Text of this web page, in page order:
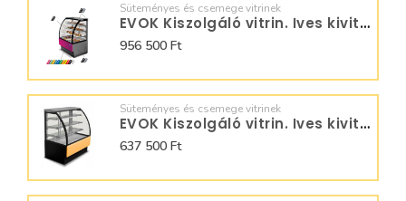
Süteményes és csemege vitrinek
EVOK Kiszolgáló vitrin. Ives kivitel T889504
956 500 Ft
Süteményes és csemege vitrinek
EVOK Kiszolgáló vitrin. Ives kivitel T889501
637 500 Ft